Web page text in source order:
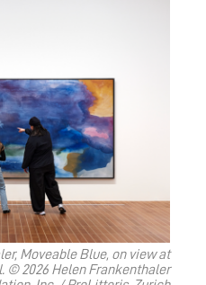
Moveable Blue, on view at
© 2026 Helen Frankenthaler